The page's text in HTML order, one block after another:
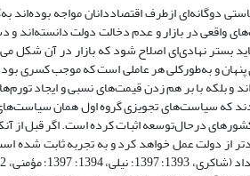
دوگانه‌ای ازطرف اقتصاددانان مواجه بوده‌اند
واقعی در بازار و عدم دخالت دولت دانسته‌اند و
بستر نهادی‌ای اصلاح شود که بازار در آن
پنهان و به‌طور‌کلی هر عاملی است که موجب کسری
بلکه با بر هم زدن قیمت‌های نسبی و ایجاد
که سیاست‌های تجویزی گروه اول همان
درحال‌توسعه اثبات کرده است. اگر قبل از
از دولت عمل خواهد کرد و به تجربه ثابت